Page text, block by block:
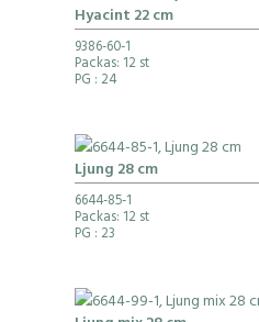
Hyacint 22 cm
9386-60-1
Packas: 12 st
PG : 24
Ljung 28 cm
6644-85-1
Packas: 12 st
PG : 23